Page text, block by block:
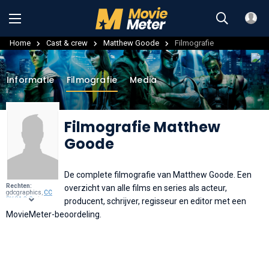
Home Cast & crew Matthew Goode Filmografie
Rechten:
gdcgraphics, CC
BY-SA 2.0, via
Commons.
Filmografie Matthew
Goode
Informatie Filmografie Media
De complete filmografie van Matthew Goode. Een
overzicht van alle films en series als acteur,
producent, schrijver, regisseur en editor met een
MovieMeter-beoordeling.